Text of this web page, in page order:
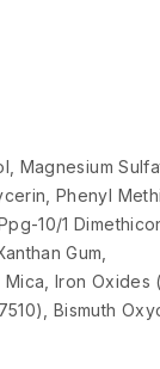
Magnesium
Phenyl
10/1
Gum,
Iron Oxides
Bismuth